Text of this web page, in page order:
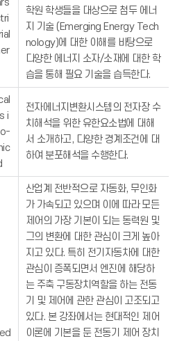
학원 학생들을 대상으로 첨두 에너
지 기술 (Emerging Energy Tech
nology)에 대한 이해를 바탕으로
다양한 에너지 소자/소재에 대한 학
습을 통해 필요 기술을 습득한다.
i
전자에너지변환시스템의 전자장 수
치해석을 위한 유한요소법에 대해
서 소개하고, 다양한 경계조건에 대
하여 분포해석을 수행한다.
산업계 전반적으로 자동화, 무인화
가 가속되고 있으며 이에 따라 모든
제어의 가장 기본이 되는 동력원 및
그의 변환에 대한 관심이 크게 높아
지고 있다. 특히 전기자동차에 대한
관심이 증폭되면서 엔진에 해당하
는 주축 구동장치역할을 하는 전동
기 및 제어에 관한 관심이 고조되고
있다. 본 강좌에서는 현대적인 제어
이론에 기본을 둔 전동기 제어 장치